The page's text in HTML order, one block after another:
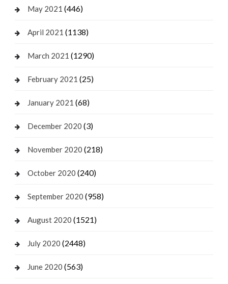
May 2021 (446)
April 2021 (1138)
March 2021 (1290)
February 2021 (25)
January 2021 (68)
December 2020 (3)
November 2020 (218)
October 2020 (240)
September 2020 (958)
August 2020 (1521)
July 2020 (2448)
June 2020 (563)